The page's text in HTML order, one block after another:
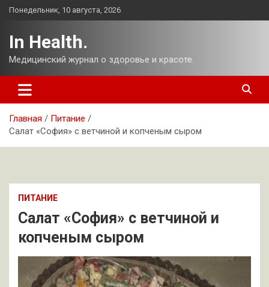
Перейти
Понедельник, 10 августа, 2026
In Health.
Медицинский журнал о здоровье и красоте.
Главная
Питание
Салат «София» с ветчиной и копченым сыром
ПИТАНИЕ
Салат «София» с ветчиной и
копченым сыром